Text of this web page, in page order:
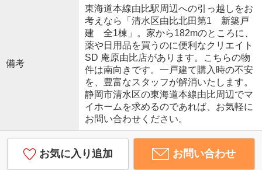
備考
東海道本線由比駅周辺への引っ越しをお
考えなら「清水区由比北田第1 新築戸
建 全1棟」。家から182mのところに、
薬や日用品を買うのに便利なクリエイト
SD 庵原由比店があります。こちらの物
件は南向きです。一戸建て購入時の不安
を、豊富なスタッフが解消いたします。
静岡市清水区の東海道本線由比周辺でマ
イホームを求めるのであれば、お気軽に
お問い合わせください。
お気に入り追加 お問い合わせ